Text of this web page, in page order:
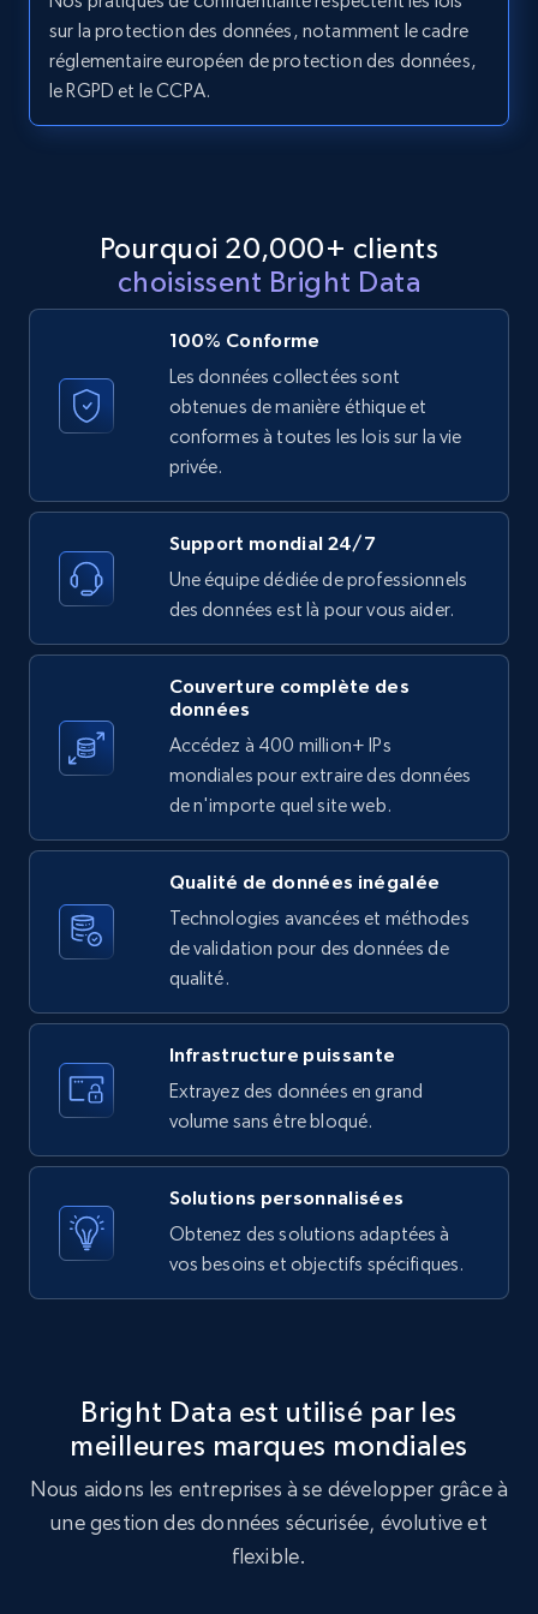
11.3K+ 1.5K+ Essai gratuit
11.3K+ 1.5K+ Essai gratuit
LinkedIn posts - Discover new posts
company URL
URL, ID, User id, Use url, Title, Headline, Post
text, Date posted, and more.
11.3K+ 1.5K+ Essai gratuit
X (formerly Twitter) - Posts
ID, User posted, Name, Description, Date
posted, Photos, URL, Quoted post, and more.
1.2K+
X (formerly Twitter) - Posts - Collecting
Twitter posts URLs
posted, Photos, URL, Quoted post, and more.
10.4K+ 1.2K+ Essai gratuit
X (formerly Twitter) - Posts - Getting x
posts by array of profiles
ID, User posted, Name, Description, Date
posted, Photos, URL, Quoted post, and more.
TikTok - Profiles
Account id, Nickname, Biography, Awg
engagement rate, Comment engagement rate,
sur la protection des données, notamment le cadre
réglementaire européen de protection des données,
le RGPD et le CCPA.
Pourquoi 20,000+ clients
choisissent Bright Data
100% Conforme
Les données collectées sont
obtenues de manière éthique et
conformes à toutes les lois sur la vie
privée.
Support mondial 24/7
Une équipe dédiée de professionnels
des données est là pour vous aider.
Couverture complète des
données
Accédez à 400 million+ IPs
mondiales pour extraire des données
de n'importe quel site web.
Qualité de données inégalée
Technologies avancées et méthodes
de validation pour des données de
qualité.
Infrastructure puissante
Extrayez des données en grand
volume sans être bloqué.
Solutions personnalisées
Obtenez des solutions adaptées à
vos besoins et objectifs spécifiques.
Bright Data est utilisé par les
meilleures marques mondiales
Nous aidons les entreprises à se développer grâce à
une gestion des données sécurisée, évolutive et
flexible.